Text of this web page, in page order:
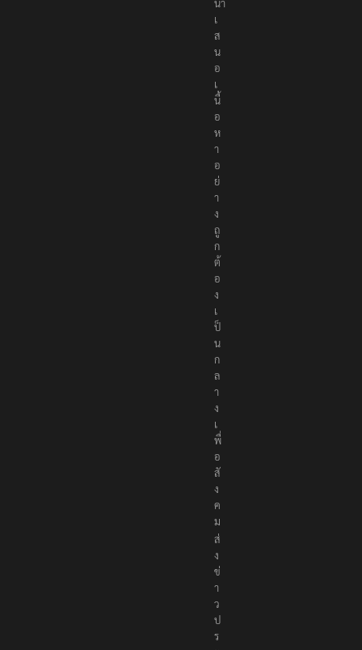
นำ
เ
ส
น
อ
เ
นื้
อ
ห
า
อ
ย่
า
ง
ถู
ก
ต้
อ
ง
เ
ป็
น
ก
ล
า
ง
เ
พื่
อ
สั
ง
ค
ม
ส่
ง
ข่
า
ว
ป
ร